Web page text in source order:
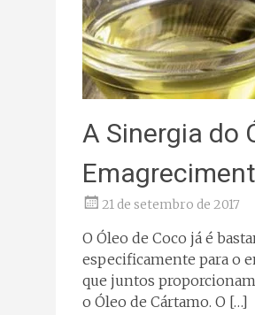
A Sinergia do
21 de setembro de 2017
O Óleo de Coco já é
especificamente para o
que juntos
o Óleo de Cártamo. O […]